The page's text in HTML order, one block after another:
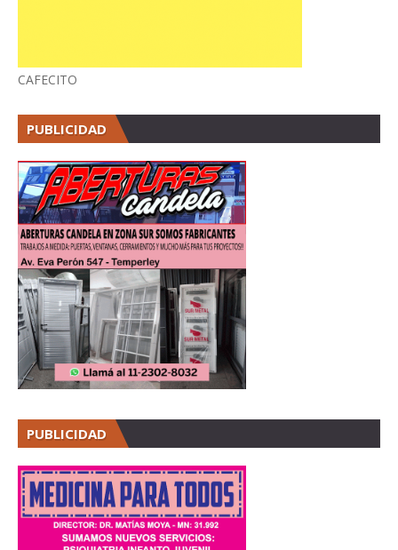
CAFECITO
PUBLICIDAD
PUBLICIDAD